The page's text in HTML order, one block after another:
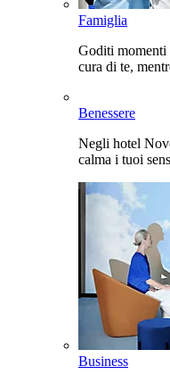
Famiglia
Goditi
cura di te,
Benessere
Negli hotel
calma i tuoi
Business